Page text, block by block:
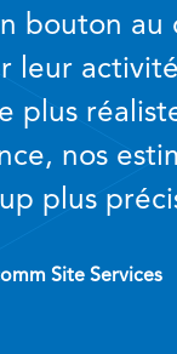
bouton
leur
plus
nos
plus
Site Services